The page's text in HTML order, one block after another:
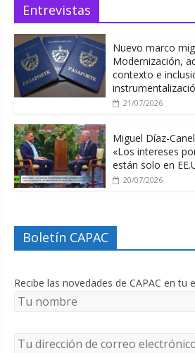
Entrevistas
Nuevo marco
Modernización,
contexto e
21/07/2026
Miguel Díaz-
«Los intereses
están solo en
20/07/2026
Boletín CAPAC
Recibe las novedades de CAPAC en tu